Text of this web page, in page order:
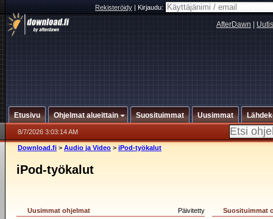
Rekisteröidy|Kirjaudu:
AfterDawn
Etusivu Ohjelmat alueittain Suosituimmat Uusimmat
8/7/2026 3:03:14 AM
Download.fi > Audio ja Video > iPod-työkalut
iPod-työkalut
Päivitetty
Uusimmat ohjelmat
Suosituimmat